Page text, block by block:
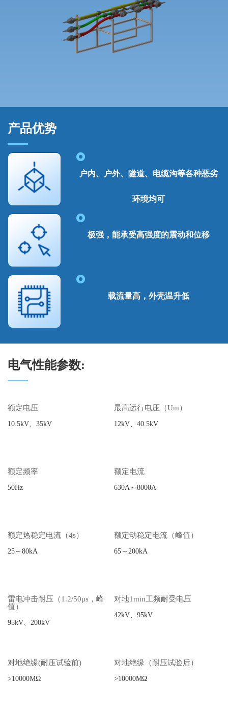
产品优势
户内、户外、隧道、电缆沟等各种恶劣
环境均可
极强，能承受高强度的震动和位移
载流量高，外壳温升低
电气性能参数:
额定电压
10.5kV、35kV
最高运行电压（Um）
12kV、40.5kV
额定频率
50Hz
额定电流
630A～8000A
额定热稳定电流（4s）
25～80kA
额定动稳定电流（峰值）
65～200kA
雷电冲击耐压（1.2/50μs，峰
值）
95kV、200kV
对地1min工频耐受电压
42kV、95kV
对地绝缘(耐压试验前)
>10000MΩ
对地绝缘（耐压试验后）
>10000MΩ